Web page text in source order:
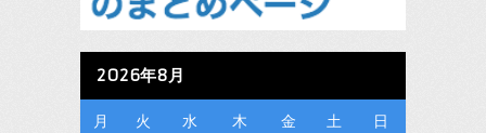
2026年8月
月 火 水 木 金 土 日